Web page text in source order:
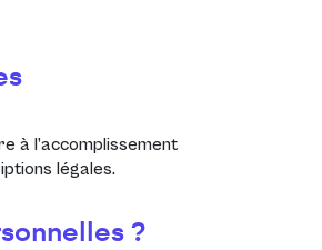
à l’accomplissement
légales.
?